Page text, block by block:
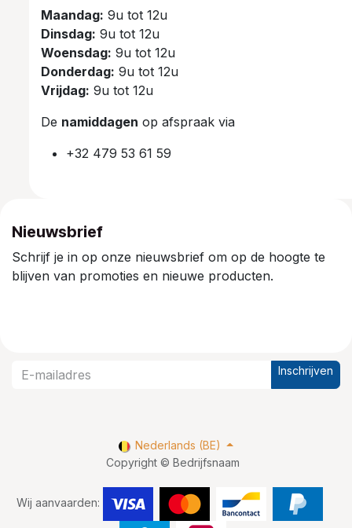
Maandag: 9u tot 12u
Dinsdag: 9u tot 12u
Woensdag: 9u tot 12u
Donderdag: 9u tot 12u
Vrijdag: 9u tot 12u
De namiddagen op afspraak via
+32 479 53 61 59
Nieuwsbrief
Schrijf je in op onze nieuwsbrief om op de hoogte te
blijven van promoties en nieuwe producten.
Inschrijven
Copyright © Bedrijfsnaam
Wij aanvaarden:
Nederlands (BE)